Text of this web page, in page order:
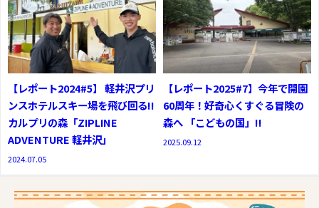
【レポート2024#5】 軽井沢プリ
ンスホテルスキー場を飛び回る!!
カルプリの森「ZIPLINE
ADVENTURE 軽井沢」
2024.07.05
【レポート2025#7】今年で開園
60周年！好奇心くすぐる冒険の
森へ 「こどもの国」!!
2025.09.12